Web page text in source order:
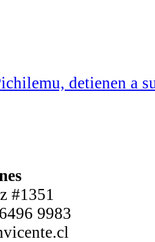
detienen a
#1351
9983